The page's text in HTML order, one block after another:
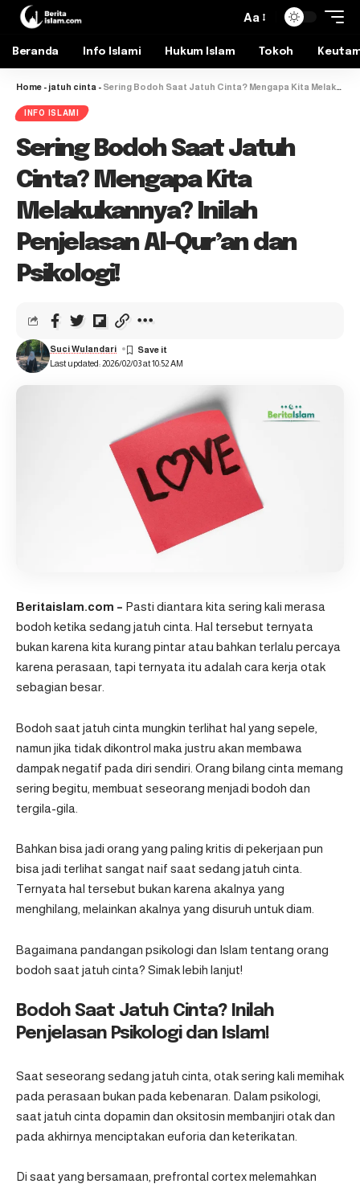
Aa
Beranda Info Islami Hukum Islam Tokoh
Home - jatuh cinta - Sering Bodoh Saat Jatuh Cinta? Mengapa Kita Melakukannya? Inilah Penjelasan Al-Qur’an dan Psikologi!
INFO ISLAMI
Sering Bodoh Saat Jatuh
Cinta? Mengapa Kita
Melakukannya? Inilah
Penjelasan Al-Qur’an dan
Psikologi!
Last updated: 2026/02/03 at 10:52 AM
Suci Wulandari
Beritaislam.com – Pasti diantara kita sering kali merasa
bodoh ketika sedang jatuh cinta. Hal tersebut ternyata
bukan karena kita kurang pintar atau bahkan terlalu percaya
karena perasaan, tapi ternyata itu adalah cara kerja otak
sebagian besar.
Bodoh saat jatuh cinta mungkin terlihat hal yang sepele,
namun jika tidak dikontrol maka justru akan membawa
dampak negatif pada diri sendiri. Orang bilang cinta memang
sering begitu, membuat seseorang menjadi bodoh dan
tergila-gila.
Bahkan bisa jadi orang yang paling kritis di pekerjaan pun
bisa jadi terlihat sangat naif saat sedang jatuh cinta.
Ternyata hal tersebut bukan karena akalnya yang
menghilang, melainkan akalnya yang disuruh untuk diam.
Bagaimana pandangan psikologi dan Islam tentang orang
bodoh saat jatuh cinta? Simak lebih lanjut!
Bodoh Saat Jatuh Cinta? Inilah
Penjelasan Psikologi dan Islam!
Saat seseorang sedang jatuh cinta, otak sering kali memihak
pada perasaan bukan pada kebenaran. Dalam psikologi,
saat jatuh cinta dopamin dan oksitosin membanjiri otak dan
pada akhirnya menciptakan euforia dan keterikatan.
Di saat yang bersamaan, prefrontal cortex melemahkan